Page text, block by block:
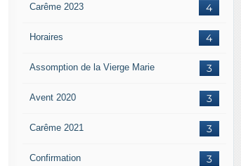
4
Carême 2023
4
Horaires
3
Assomption de la Vierge Marie
3
Avent 2020
3
Carême 2021
3
Confirmation